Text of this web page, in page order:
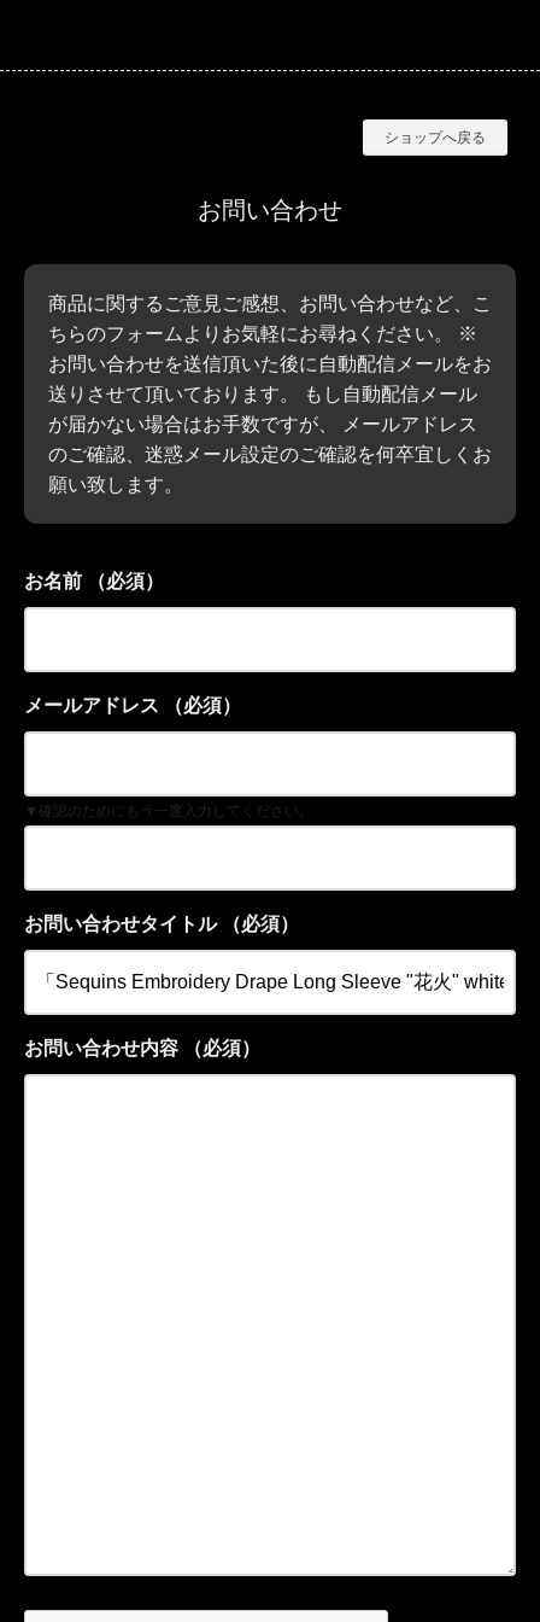
ショップへ戻る
お問い合わせ
商品に関するご意見ご感想、お問い合わせなど、こ
ちらのフォームよりお気軽にお尋ねください。 ※
お問い合わせを送信頂いた後に自動配信メールをお
送りさせて頂いております。 もし自動配信メール
が届かない場合はお手数ですが、 メールアドレス
のご確認、迷惑メール設定のご確認を何卒宜しくお
願い致します。
お名前 （必須）
メールアドレス （必須）
▼確認のためにもう一度入力してください。
お問い合わせタイトル （必須）
お問い合わせ内容 （必須）